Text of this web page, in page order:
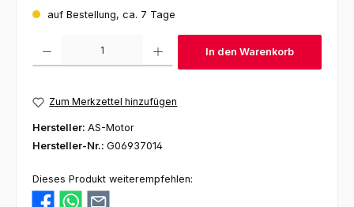
auf Bestellung, ca. 7 Tage
In den Warenkorb
Zum Merkzettel hinzufügen
Hersteller: AS-Motor
Hersteller-Nr.: G06937014
Dieses Produkt weiterempfehlen: